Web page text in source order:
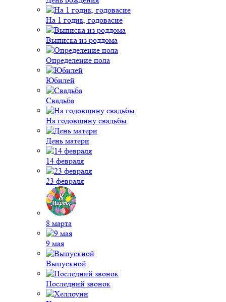
На 1 годик, годовасие
Выписка из роддома
Определение пола
Юбилей
Свадьба
На годовщину свадьбы
День матери
14 февраля
23 февраля
8 марта
9 мая
Выпускной
Последний звонок